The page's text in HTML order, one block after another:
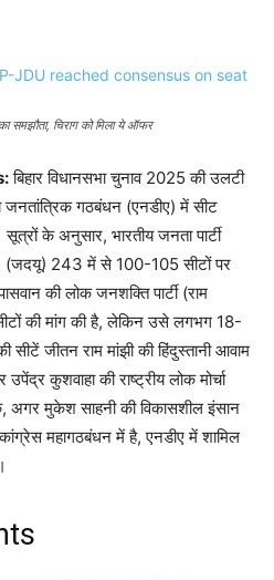
समझौता, चिराग को मिला ये ऑफर
बिहार विधानसभा चुनाव 2025 की उलटी
जनतांत्रिक गठबंधन (एनडीए) में सीट
के अनुसार, भारतीय जनता पार्टी
(जदयू) 243 में से 100-105 सीटों पर
की लोक जनशक्ति पार्टी (राम
की मांग की है, लेकिन उसे लगभग 18-
सीटें जीतन राम मांझी की हिंदुस्तानी आवाम
कुशवाहा की राष्ट्रीय लोक मोर्चा
अगर मुकेश साहनी की विकासशील इंसान
महागठबंधन में है, एनडीए में शामिल